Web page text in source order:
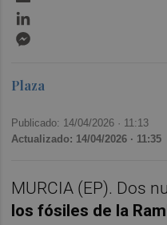
Plaza
Publicado: 14/04/2026 · 11:13
Actualizado: 14/04/2026 · 11:35
MURCIA (EP). Dos
los fósiles de la